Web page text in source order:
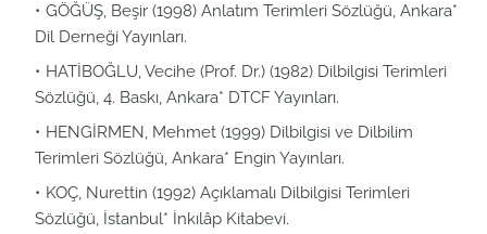
GÖĞÜŞ, Beşir (1998) Anlatım Terimleri Sözlüğü, Ankara*
Dil Derneği Yayınları.
HATİBOĞLU, Vecihe (Prof. Dr.) (1982) Dilbilgisi Terimleri
Sözlüğü, 4. Baskı, Ankara* DTCF Yayınları.
HENGİRMEN, Mehmet (1999) Dilbilgisi ve Dilbilim
Terimleri Sözlüğü, Ankara* Engin Yayınları.
KOÇ, Nurettin (1992) Açıklamalı Dilbilgisi Terimleri
Sözlüğü, İstanbul* İnkılâp Kitabevi.